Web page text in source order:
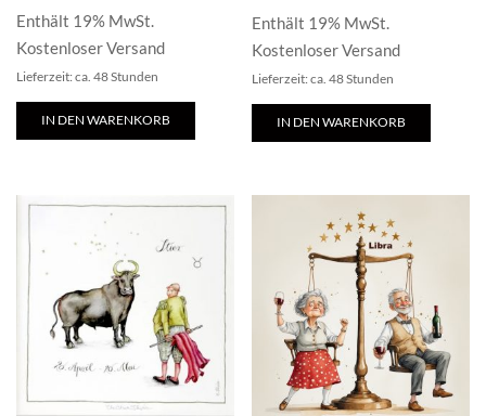
Enthält 19% MwSt.
Kostenloser Versand
Lieferzeit: ca. 48 Stunden
IN DEN WARENKORB
Enthält 19% MwSt.
Kostenloser Versand
Lieferzeit: ca. 48 Stunden
IN DEN WARENKORB